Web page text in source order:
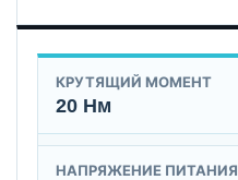
КРУТЯЩИЙ МОМЕНТ
20 Нм
НАПРЯЖЕНИЕ ПИТАНИЯ